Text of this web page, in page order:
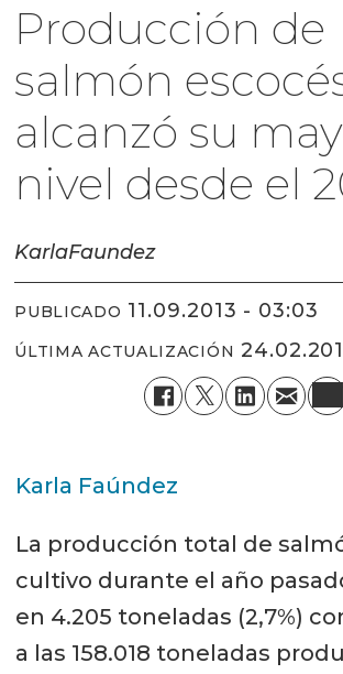
Producción de
salmón
alcanzó su
nivel desde el
KarlaFaundez
PUBLICADO 11.09.2013 - 03:03
ÚLTIMA ACTUALIZACIÓN
Karla Faúndez
La producción total de
cultivo durante el año
en 4.205 toneladas (2,7%)
a las 158.018 toneladas